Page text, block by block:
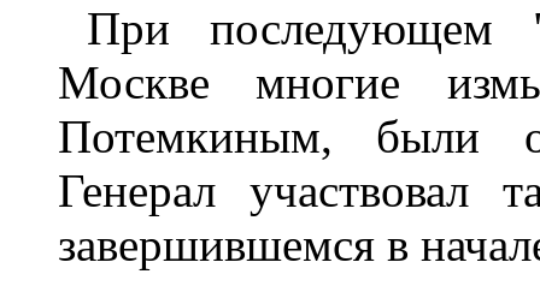
При последующем
Москве многие
Потемкиным, были
Генерал участвовал
завершившемся в